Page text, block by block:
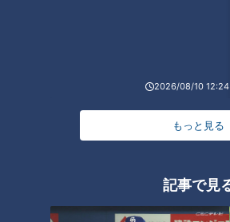
2026/08/10 12:24
もっと見る
記事で見
る！？【
チャント知っ得！なるほどドク